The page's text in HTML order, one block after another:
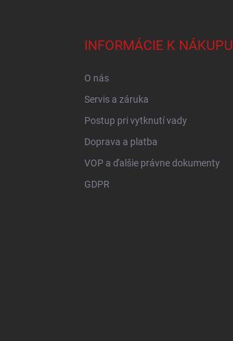
INFORMÁCIE K NÁKUPU
O nás
Servis a záruka
Postup pri vytknutí vady
Doprava a platba
VOP a ďalšie právne dokumenty
GDPR